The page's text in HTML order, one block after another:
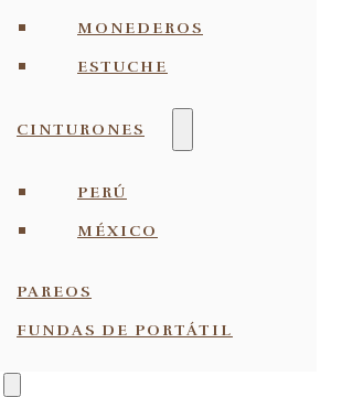
MONEDEROS
ESTUCHE
CINTURONES
PERÚ
MÉXICO
PAREOS
FUNDAS DE PORTÁTIL